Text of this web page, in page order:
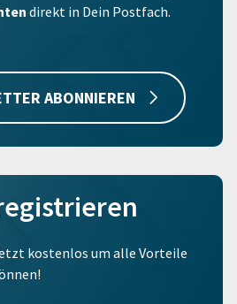
direkt in Dein Postfach.
ABONNIEREN
kostenlos um alle Vorteile